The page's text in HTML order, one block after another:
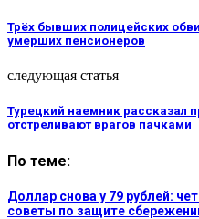
Трёх бывших полицейских
умерших пенсионеров
следующая статья
Турецкий наемник рассказал
отстреливают врагов пачками
По теме:
Доллар снова у 79 рублей:
советы по защите